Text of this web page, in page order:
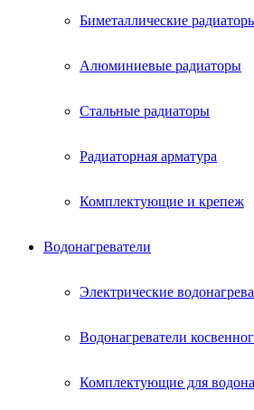
Биметаллические
Алюминиевые радиаторы
Стальные радиаторы
Радиаторная арматура
Комплектующие и крепеж
Водонагреватели
Электрические
Водонагреватели
Комплектующие для